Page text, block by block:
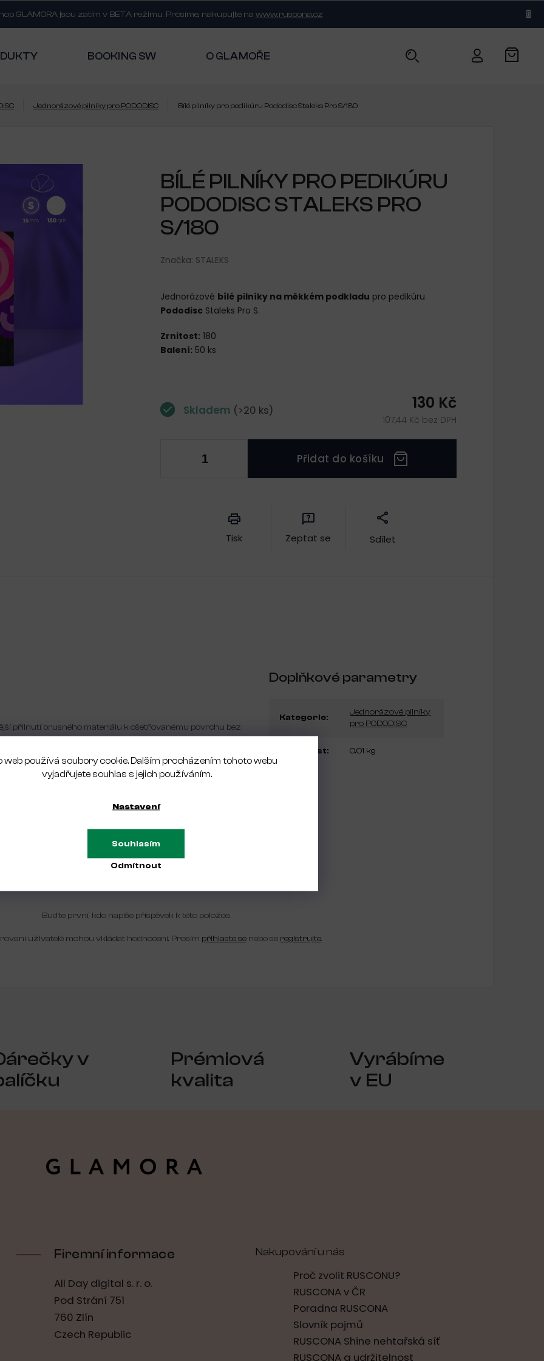
web používá soubory cookie. Dalším procházením tohoto webu
vyjadřujete souhlas s jejich používáním.
Nastavení
Odmítnout
Souhlasím
GLAMORA jsou zatím v BETA režimu. Prosíme, nakupujte na www.ruscona.cz
BOOKING SW O GLAMOŘE KONTAKT
Jednorázové pilníky pro PODODISC Bílé pilníky pro pedikúru Pododisc Staleks Pro S/180
BÍLÉ PILNÍKY PRO PEDIKÚRU
PODODISC STALEKS PRO
S/180
Značka: STALEKS
130 Kč
107,44 Kč bez DPH
Skladem (>20 ks)
Přidat do košíku
Jednorázové bílé pilníky na měkkém podkladu pro pedikúru
Pododisc Staleks Pro S.
Zrnitost: 180
Balení: 50 ks
Tisk Zeptat se Sdílet
přilnutí brusného materiálu k ošetřovanému povrchu bez
chodidla, zlepšuje se odpružení.
se středně zdrsněnou kůží.
proti opotřebení se speciální ochranou proti
poskytuje kvalitní ošetření nohou.
zákroku.
chodidel keratolytickými/změkčujícími oleji nebo jinými
Doplňkové parametry
Kategorie:
Jednorázové pilníky
pro PODODISC
Hmotnost: 0.01 kg
Buďte první, kdo napíše příspěvek k této položce.
uživatelé mohou vkládat hodnocení. Prosím přihlaste senebo se registrujte.
v
Prémiová
kvalita
Vyrábíme
v EU
Firemní informace
All Day digital s. r. o.
Pod Strání 751
760 Zlín
Czech Republic
Nakupování u nás
Proč zvolit RUSCONU?
RUSCONA v ČR
Poradna RUSCONA
Slovník pojmů
RUSCONA Shine nehtařská síť
RUSCONA a udržitelnost